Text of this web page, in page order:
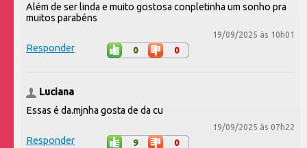
Além de ser linda e muito gostosa conpletinha um sonho pra
muitos parabéns
19/09/2025 às 10h01
Responder 0 0
Luciana
Essas é da.mjnha gosta de da cu
19/09/2025 às 07h22
Responder 9 0